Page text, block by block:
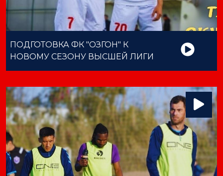
ПОДГОТОВКА ФК "ОЗГОН" К
НОВОМУ СЕЗОНУ ВЫСШЕЙ ЛИГИ